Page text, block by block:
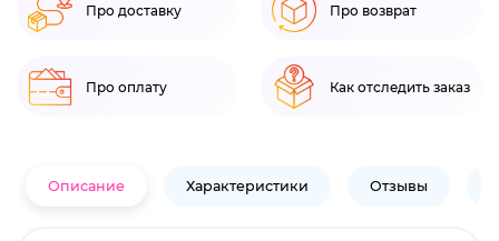
Про доставку Про возврат
Про оплату Как отследить заказ
Описание Характеристики Отзывы